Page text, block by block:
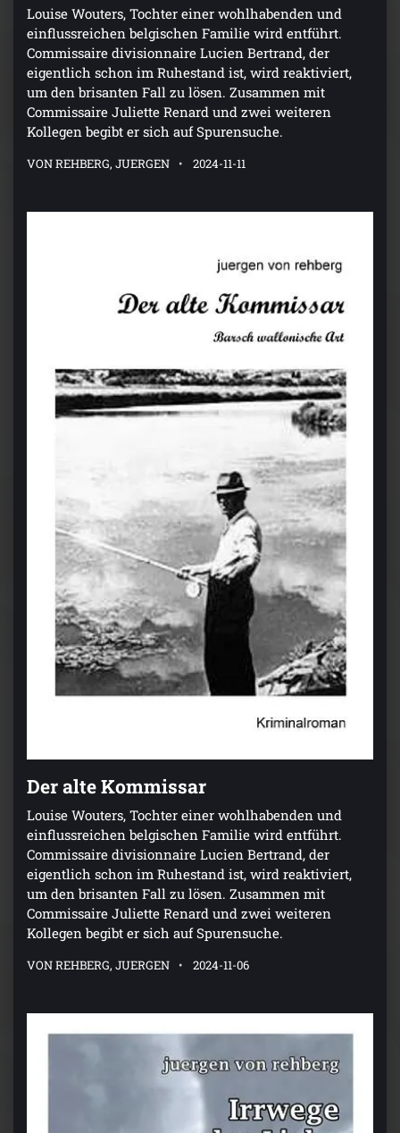
Louise Wouters, Tochter einer wohlhabenden und
einflussreichen belgischen Familie wird entführt.
Commissaire divisionnaire Lucien Bertrand, der
eigentlich schon im Ruhestand ist, wird reaktiviert,
um den brisanten Fall zu lösen. Zusammen mit
Commissaire Juliette Renard und zwei weiteren
Kollegen begibt er sich auf Spurensuche.
VON REHBERG, JUERGEN 2024-11-11
Der alte Kommissar
Louise Wouters, Tochter einer wohlhabenden und
einflussreichen belgischen Familie wird entführt.
Commissaire divisionnaire Lucien Bertrand, der
eigentlich schon im Ruhestand ist, wird reaktiviert,
um den brisanten Fall zu lösen. Zusammen mit
Commissaire Juliette Renard und zwei weiteren
Kollegen begibt er sich auf Spurensuche.
VON REHBERG, JUERGEN 2024-11-06